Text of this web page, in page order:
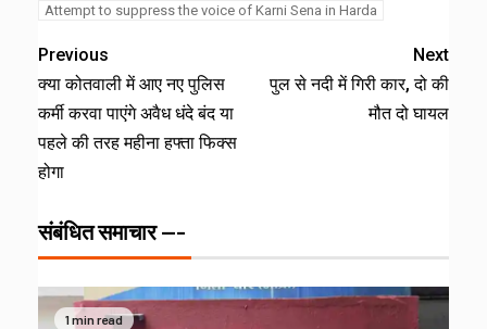
Attempt to suppress the voice of Karni Sena in Harda
Previous
क्या कोतवाली में आए नए पुलिस
कर्मी करवा पाएंगे अवैध धंदे बंद या
पहले की तरह महीना हफ्ता फिक्स
होगा
Next
पुल से नदी में गिरी कार, दो की
मौत दो घायल
संबंधित समाचार ---
1 min read